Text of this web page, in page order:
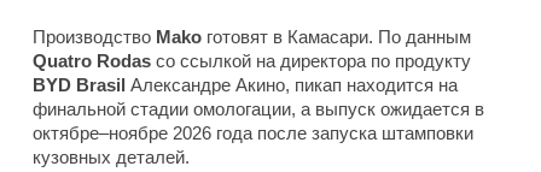
Производство Mako готовят в Камасари. По данным
Quatro Rodas со ссылкой на директора по продукту
BYD Brasil Александре Акино, пикап находится на
финальной стадии омологации, а выпуск ожидается в
октябре–ноябре 2026 года после запуска штамповки
кузовных деталей.